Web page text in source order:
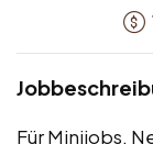
Für Minijobs,